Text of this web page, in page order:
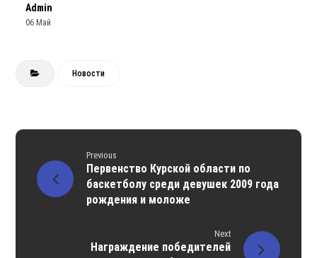
Admin
06 Май
Новости
Previous
Первенство Курской области по
баскетболу среди девушек 2009 года
рождения и моложе
Next
Награждение победителей